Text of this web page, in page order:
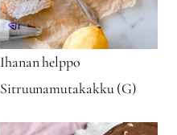
Ihanan helppo
Sitruunamutakakku (G)